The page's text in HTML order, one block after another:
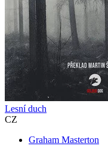
Lesní duch
CZ
Graham Masterton